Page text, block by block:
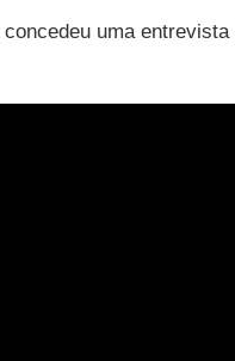
uma entrevista